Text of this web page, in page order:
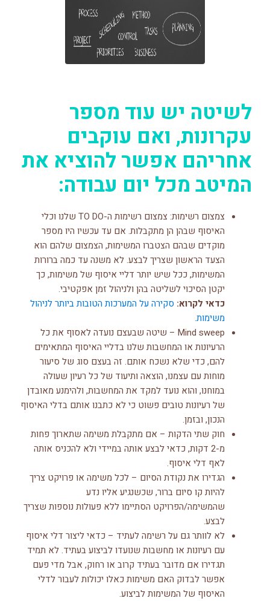
לשיטה יש עוד מספר
עקרונות, ואם עוקבים
אחריהם אפשר להוציא את
המיטב מכל יום עבודה:
צמצום רשימות: צמצום רשימות ה-TO DO שלנו וכלי
האיסוף שבהן הן מתקבלות. אם עד עכשיו היו מספר
מוקדים שבהם הצטברו המשימות, הצמצום שלהם הוא
הצעד הראשון שצריך לבצע. לא משנה עד כמה ברורות
המשימות, ככל שיש יותר דליי איסוף של משימות, כך
יקטן הסיכוי לשליטה בהן ולניהול זמן אפקטיבי.
כדאי לקרוא: סקירה על המערכות הטובות ביותר לניהול
משימות.
Mind sweep – שיטה שבעצם נועדה לאסוף את כל
הרעיונות או המחשבות שלנו בדליי האיסוף המתאימים
להם, כדי שלא נשכח אותם. זה בעצם סוג של סיעור
מוחות עם עצמנו, הוצאה ותיעוד של כל רעיון שעולה
במוחנו, והוא נועד למקד את המחשבות, ולהימנע מאובדן
של רעיונות טובים פשוט כי לא כתבנו אותם בדלי האיסוף
הנכון, ובזמן.
חוק שתי הדקות – אם מתקבלת משימה שתארוך פחות
מ-2 דקות, כדאי לבצע אותה במיידי ולא להכניס אותה
לאף דלי איסוף.
הגדירו את נקודת הסיום – לכל משימה או פרויקט צריך
להיות קו סיום ברור, שכשנגיע אליו נדע
שהמשימה/הפרויקט הסתיימו ללא פעולות נוספות שצריך
לבצע.
לא לוותר גם על רשימה לעתיד – כדאי ליצור דלי איסוף
עם רעיונות או מחשבות שנועדו לביצוע בעתיד. לא תמיד
תגדירו אם מדובר בעתיד קרוב או רחוק, אבל מדי פעם
אפשר לבדוק האם משימות כאלו יכולות לעבור לדלי
האיסוף של המשימות לביצוע.